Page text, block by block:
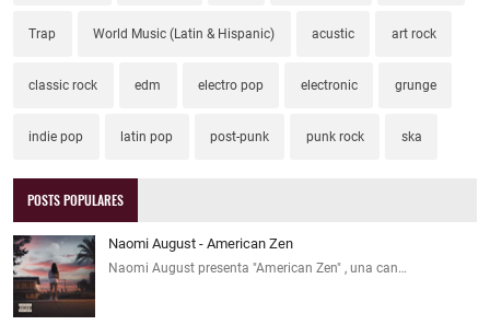
Trap World Music (Latin & Hispanic) acustic art rock
classic rock edm electro pop electronic grunge
indie pop latin pop post-punk punk rock ska
POSTS POPULARES
Naomi August - American Zen
Naomi August presenta "American Zen" , una can…